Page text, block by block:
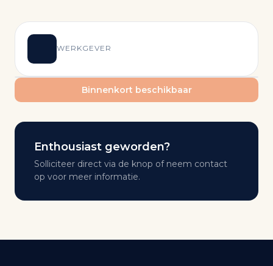
WERKGEVER
Binnenkort beschikbaar
Enthousiast geworden?
Solliciteer direct via de knop of neem contact
op voor meer informatie.